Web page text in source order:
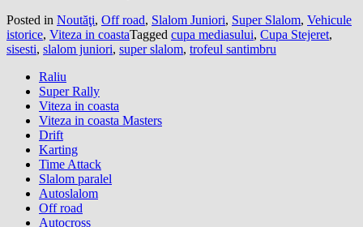
Posted in Noutăţi, Off road, Slalom Juniori, Super Slalom, Vehicule
istorice, Viteza in coastaTagged cupa mediasului, Cupa Stejeret,
sisesti, slalom juniori, super slalom, trofeul santimbru
Raliu
Super Rally
Viteza in coasta
Viteza in coasta Masters
Drift
Karting
Time Attack
Slalom paralel
Autoslalom
Off road
Autocross